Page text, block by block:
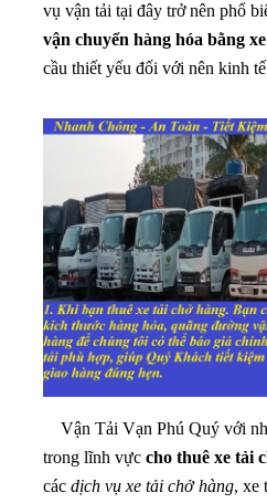
vụ vận tải tại đây trở nên phổ
vận chuyển hàng hóa bằng
cầu thiết yếu đối với nên kinh
Vận Tải Vạn Phú Quý với
trong lĩnh vực cho thuê xe tải
các dịch vụ xe tải chở hàng, xe